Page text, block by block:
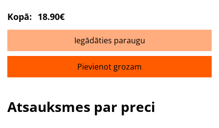
Kopā: 18.90€
Iegādāties paraugu
Pievienot grozam
Atsauksmes par preci